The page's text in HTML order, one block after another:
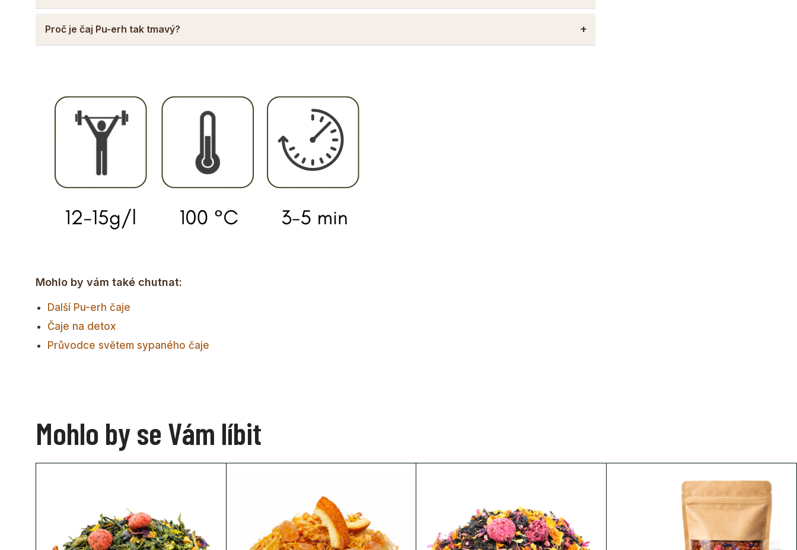
Proč je čaj Pu-erh tak tmavý?
Mohlo by vám také chutnat:
Další Pu-erh čaje
Čaje na detox
Průvodce světem sypaného čaje
Mohlo by se Vám líbit